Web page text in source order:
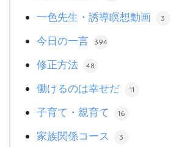
一色先生・誘導瞑想動画 3
今日の一言 394
修正方法 48
働けるのは幸せだ 11
子育て・親育て 16
家族関係コース 3